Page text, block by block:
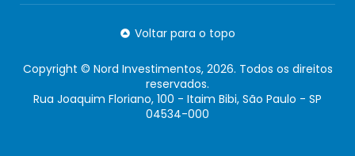
Voltar para o topo
Copyright © Nord Investimentos, 2026. Todos os direitos
reservados.
Rua Joaquim Floriano, 100 - Itaim Bibi, São Paulo - SP
04534-000